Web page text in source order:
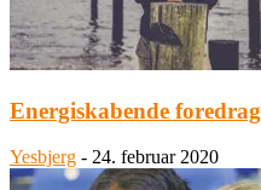
Energiskabende foredrag
Yesbjerg - 24. februar 2020